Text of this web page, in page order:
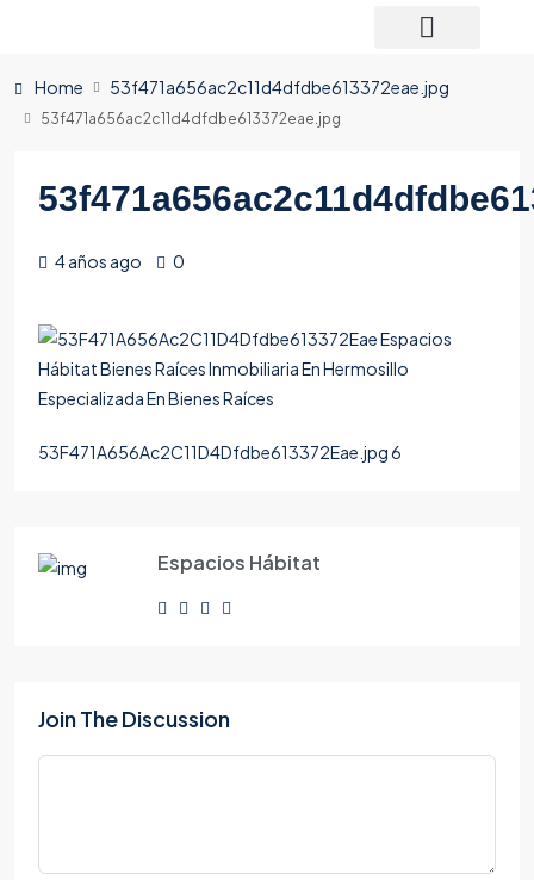
Home 53f471a656ac2c11d4dfdbe613372eae.jpg
53f471a656ac2c11d4dfdbe613372eae.jpg
4 años ago 0
53F471A656Ac2C11D4Dfdbe613372Eae.jpg 6
Espacios Hábitat
Join The Discussion